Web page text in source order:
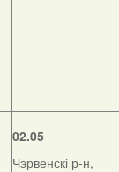
02.05
Чэрвенскі р-н,